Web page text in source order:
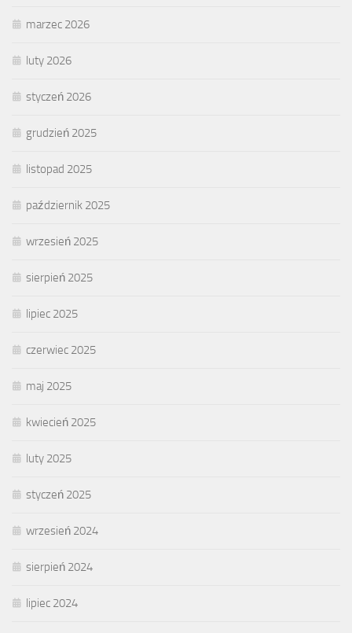
marzec 2026
luty 2026
styczeń 2026
grudzień 2025
listopad 2025
październik 2025
wrzesień 2025
sierpień 2025
lipiec 2025
czerwiec 2025
maj 2025
kwiecień 2025
luty 2025
styczeń 2025
wrzesień 2024
sierpień 2024
lipiec 2024